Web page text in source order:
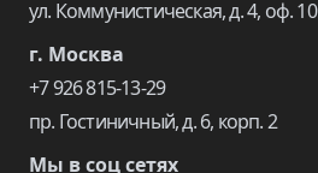
ул. Коммунистическая, д. 4, оф. 10
г. Москва
+7 926 815-13-29
пр. Гостиничный, д. 6, корп. 2
Мы в соц сетях